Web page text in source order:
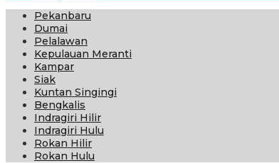
Pekanbaru
Dumai
Pelalawan
Kepulauan Meranti
Kampar
Siak
Kuntan Singingi
Bengkalis
Indragiri Hilir
Indragiri Hulu
Rokan Hilir
Rokan Hulu